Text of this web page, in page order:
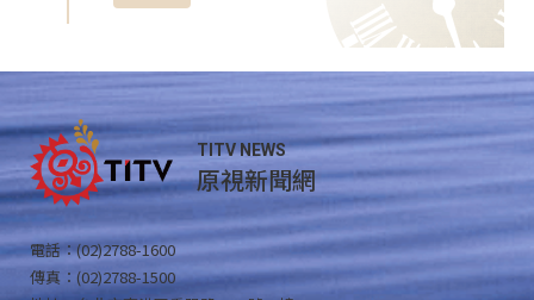
TITV NEWS
原視新聞網
電話：(02)2788-1600
傳真：(02)2788-1500